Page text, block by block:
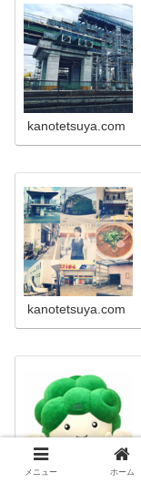
kanotetsuya.com
kanotetsuya.com
メニュー ホーム